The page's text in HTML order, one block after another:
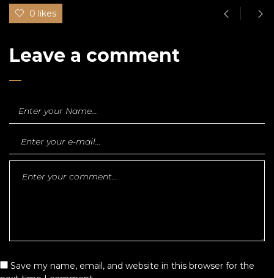
0 likes
Leave a comment
Save my name, email, and website in this browser for the